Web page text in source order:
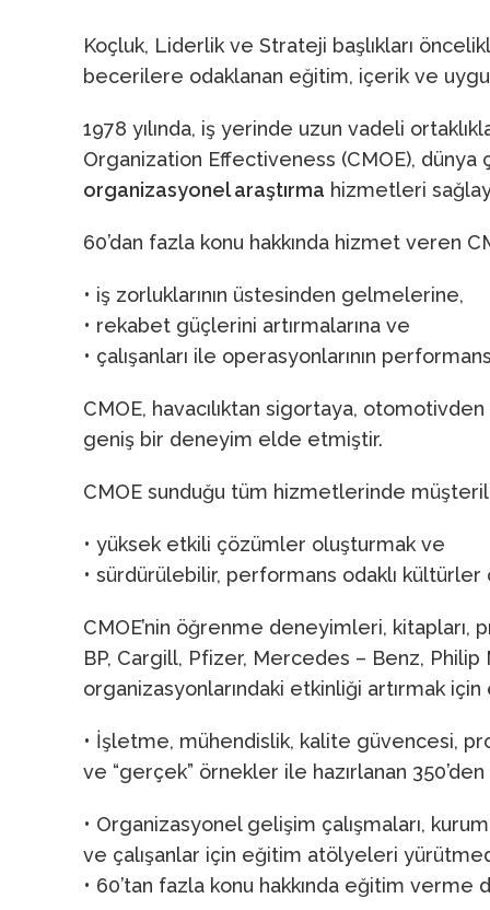
Koçluk, Liderlik ve Strateji başlıkları
becerilere odaklanan eğitim, içerik ve
1978 yılında, iş yerinde uzun vadeli
Organization Effectiveness (CMOE),
organizasyonel araştırma hizmetleri
60’dan fazla konu hakkında hizmet veren
• iş zorluklarının üstesinden gelmelerine,
• rekabet güçlerini artırmalarına ve
• çalışanları ile operasyonlarının
CMOE, havacılıktan sigortaya,
geniş bir deneyim elde etmiştir.
CMOE sunduğu tüm hizmetlerinde
• yüksek etkili çözümler oluşturmak ve
• sürdürülebilir, performans odaklı kültürler
CMOE’nin öğrenme deneyimleri, kitapları,
BP, Cargill, Pfizer, Mercedes – Benz,
organizasyonlarındaki etkinliği artırmak
• İşletme, mühendislik, kalite güvencesi,
ve “gerçek” örnekler ile hazırlanan
• Organizasyonel gelişim çalışmaları,
ve çalışanlar için eğitim atölyeleri
• 60’tan fazla konu hakkında eğitim verme